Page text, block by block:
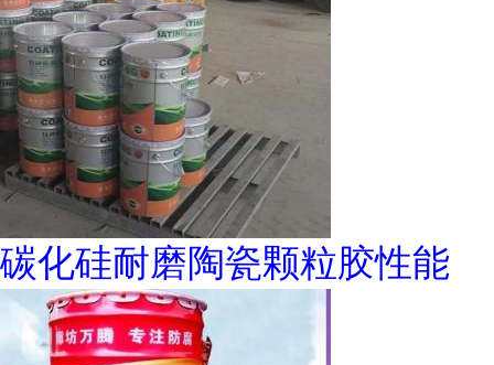
碳化硅耐磨陶瓷颗粒胶性能